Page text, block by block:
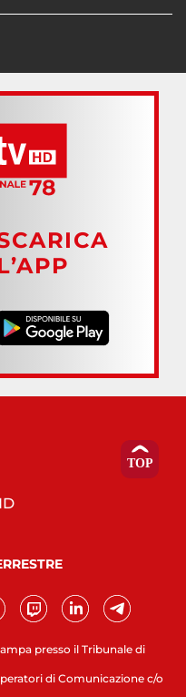
presso il Tribunale di
di Comunicazione c/o